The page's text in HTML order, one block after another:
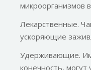
микроорганизмов
Лекарственные.
ускоряющие
Удерживающие.
конечность, могут